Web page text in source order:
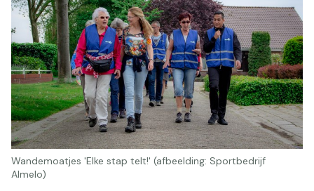
Wandemoatjes 'Elke stap telt!' (afbeelding: Sportbedrijf
Almelo)